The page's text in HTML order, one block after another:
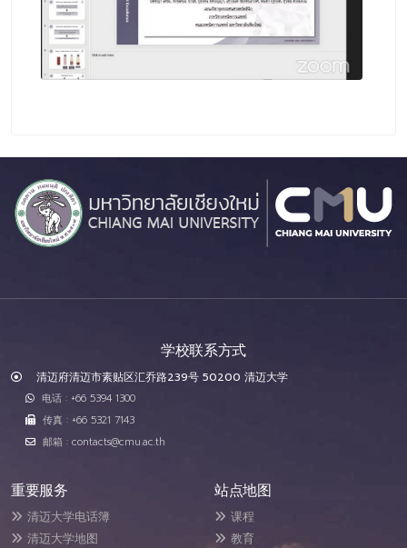
学校联系方式
清迈府清迈市素贴区汇乔路239号 50200 清迈大学
电话 : +66 5394 1300
传真 : +66 5321 7143
邮箱 : contacts@cmu.ac.th
重要服务
清迈大学电话簿
清迈大学地图
站点地图
课程
教育